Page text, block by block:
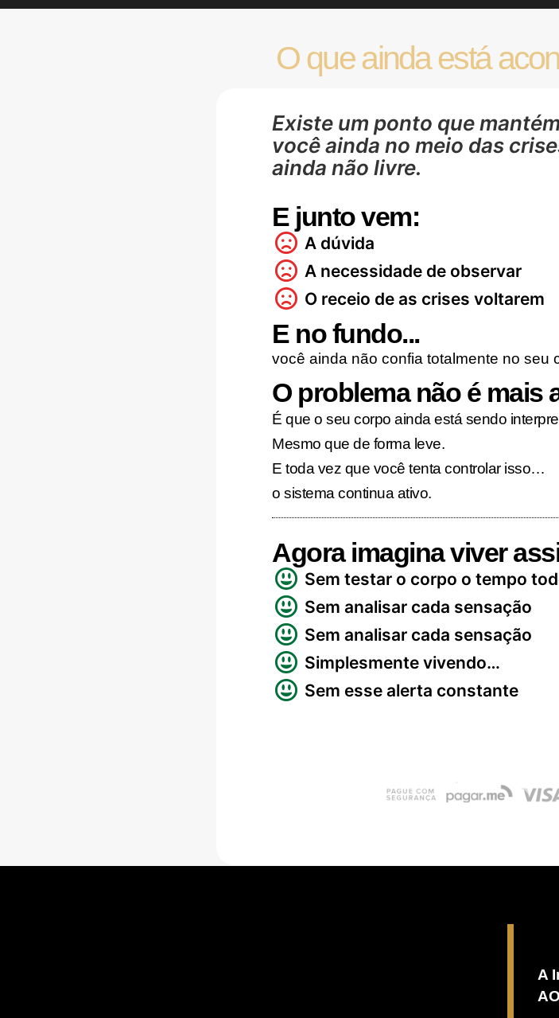
O que ainda está
Existe um ponto que
você ainda no meio das
ainda não livre.
E junto vem:
A dúvida
A necessidade de observar
O receio de as crises voltarem
E no fundo...
você ainda não confia totalmente no seu
O problema não é mais
É que o seu corpo ainda está sendo
Mesmo que de forma leve.
E toda vez que você tenta controlar isso…
o sistema continua ativo.
Agora imagina viver
Sem testar o corpo o tempo
Sem analisar cada sensação
Sem analisar cada sensação
Simplesmente vivendo…
Sem esse alerta constante
A